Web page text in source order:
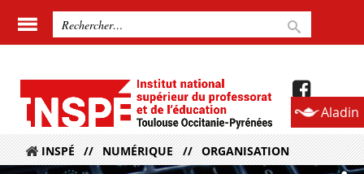
INSPÉ NUMÉRIQUE ORGANISATION
Aladin